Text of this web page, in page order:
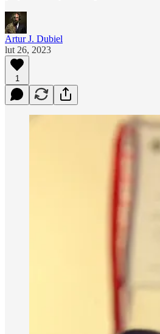
Artur J. Dubiel
lut 26, 2023
1